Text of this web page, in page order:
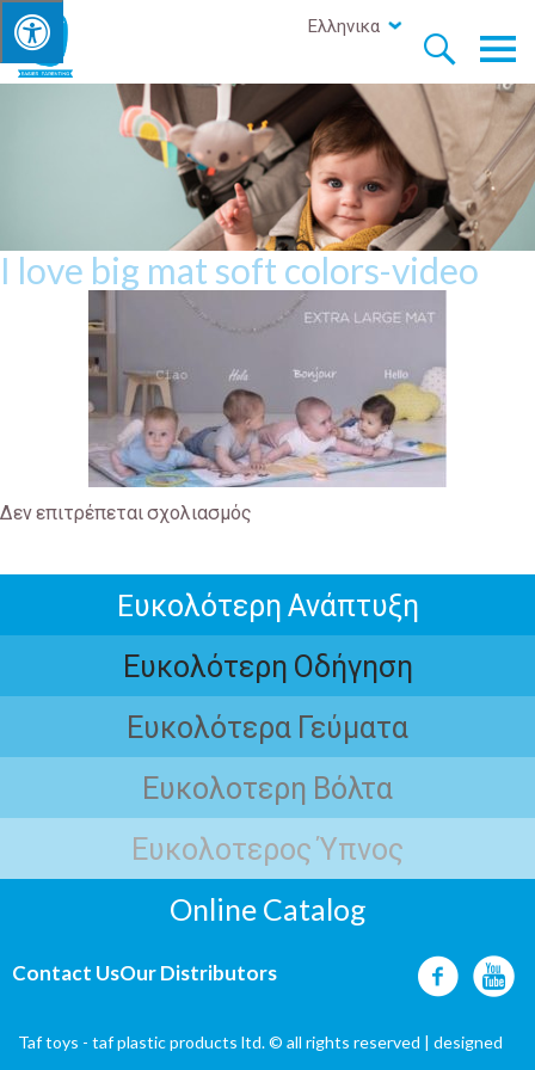


Ελληνικα
I love big mat soft colors-video
Δεν επιτρέπεται σχολιασμός
Eυκολότερη Ανάπτυξη
Ευκολότερη Οδήγηση
Ευκολότερα Γεύματα
Ευκολοτερη Βόλτα
Ευκολοτερος Ύπνος
Online Catalog
Contact UsOur Distributors
Taf toys - taf plastic products ltd. © all rights reserved | designed